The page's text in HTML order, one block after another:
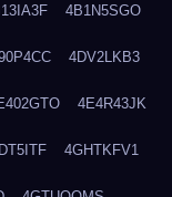
4B1N5SGO
4DV2LKB3
4E4R43JK
4GHTKFV1